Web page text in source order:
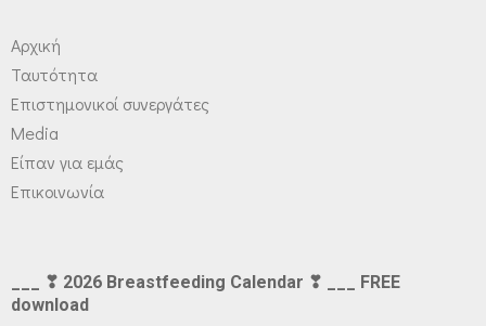
Αρχική
Ταυτότητα
Επιστημονικοί συνεργάτες
Media
Είπαν για εμάς
Επικοινωνία
___ ❣ 2026 Breastfeeding Calendar ❣ ___ FREE
download